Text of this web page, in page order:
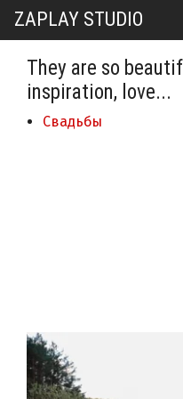
ZAPLAY STUDIO
They are so
inspiration, love...
Свадьбы